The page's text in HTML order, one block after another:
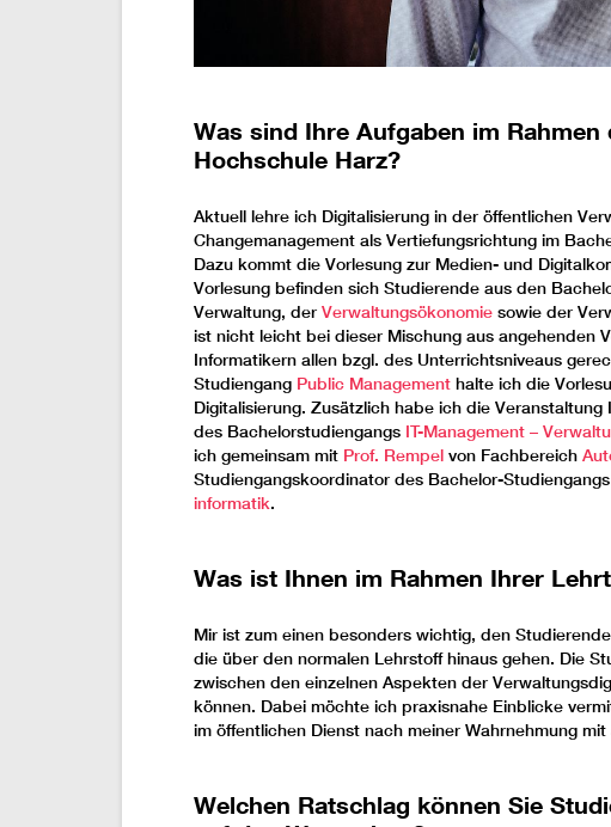
Was sind Ihre Aufgaben im
Hochschule Harz?
Aktuell lehre ich Digitalisierung in der öffentlichen
Changemanagement als Vertiefungsrichtung im
Dazu kommt die Vorlesung zur Medien- und
Vorlesung befinden sich Studierende aus den
Verwaltung, der Verwaltungsökonomie sowie der
ist nicht leicht bei dieser Mischung aus angehenden
Informatikern allen bzgl. des Unterrichtsniveaus
Studiengang Public Management halte ich die
Digitalisierung. Zusätzlich habe ich die
des Bachelorstudiengangs IT-Management –
ich gemeinsam mit Prof. Rempel von Fachbereich
Studiengangskoordinator des Bachelor-Studiengangs
informatik.
Was ist Ihnen im Rahmen Ihrer
Mir ist zum einen besonders wichtig, den
die über den normalen Lehrstoff hinaus gehen. Die
zwischen den einzelnen Aspekten der
können. Dabei möchte ich praxisnahe Einblicke
im öffentlichen Dienst nach meiner Wahrnehmung
Welchen Ratschlag können Sie